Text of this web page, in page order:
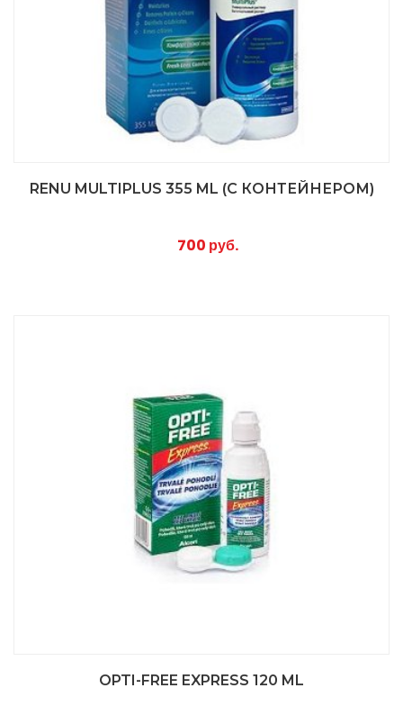
RENU MULTIPLUS 355 ML (С КОНТЕЙНЕРОМ)
700 руб.
OPTI-FREE EXPRESS 120 ML